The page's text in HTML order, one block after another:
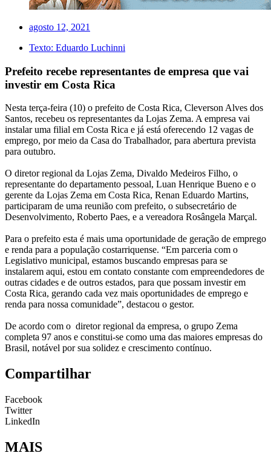
agosto 12, 2021
Texto: Eduardo Luchinni
Prefeito recebe representantes de empresa que vai
investir em Costa Rica
Nesta terça-feira (10) o prefeito de Costa Rica, Cleverson Alves dos
Santos, recebeu os representantes da Lojas Zema. A empresa vai
instalar uma filial em Costa Rica e já está oferecendo 12 vagas de
emprego, por meio da Casa do Trabalhador, para abertura prevista
para outubro.
O diretor regional da Lojas Zema, Divaldo Medeiros Filho, o
representante do departamento pessoal, Luan Henrique Bueno e o
gerente da Lojas Zema em Costa Rica, Renan Eduardo Martins,
participaram de uma reunião com prefeito, o subsecretário de
Desenvolvimento, Roberto Paes, e a vereadora Rosângela Marçal.
Para o prefeito esta é mais uma oportunidade de geração de emprego
e renda para a população costarriquense. “Em parceria com o
Legislativo municipal, estamos buscando empresas para se
instalarem aqui, estou em contato constante com empreendedores de
outras cidades e de outros estados, para que possam investir em
Costa Rica, gerando cada vez mais oportunidades de emprego e
renda para nossa comunidade”, destacou o gestor.
De acordo com o diretor regional da empresa, o grupo Zema
completa 97 anos e constitui-se como uma das maiores empresas do
Brasil, notável por sua solidez e crescimento contínuo.
Compartilhar
Facebook
Twitter
LinkedIn
MAIS